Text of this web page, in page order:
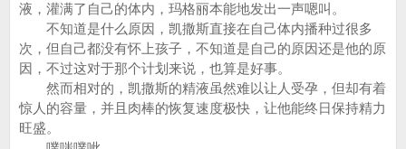
液，灌满了自己的体内，玛格丽本能地发出一声嗯叫。
不知道是什么原因，凯撒斯直接在自己体内播种过很多
次，但自己都没有怀上孩子，不知道是自己的原因还是他的原
因，不过这对于那个计划来说，也算是好事。
然而相对的，凯撒斯的精液虽然难以让人受孕，但却有着
惊人的容量，并且肉棒的恢复速度极快，让他能终日保持精力
旺盛。